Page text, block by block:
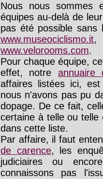
Nous nous sommes
équipes au-delà de
pas été possible sans
www.museociclismo.it
www.velorooms.com.
Pour chaque équipe,
effet, notre annuaire
affaires listées ici,
nous n'avons pas pu
dopage. De ce fait,
certaine à telle ou telle
dans cette liste.
Par affaire, il faut
de carence, les
judiciaires ou
connaissons pas